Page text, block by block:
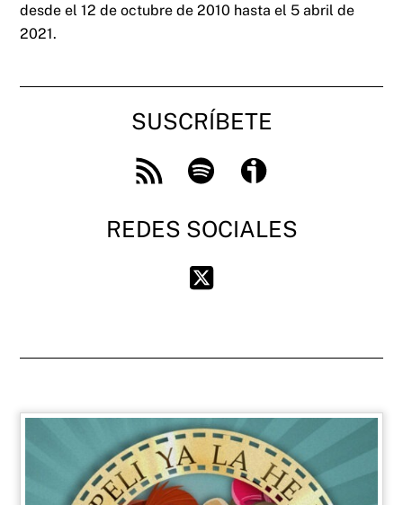
desde el 12 de octubre de 2010 hasta el 5 abril de
2021.
SUSCRÍBETE
Feed
Spotify Ivoox
REDES SOCIALES
Twitter